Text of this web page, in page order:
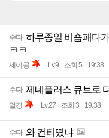
수다 하루종일 비숍패다
ㅋㅋ
제이공 Lv.9 조회 5 19:38
수다 제네플러스 큐브로
얼경 Lv.27 조회 3 19:38
수다 와 컨티떴냐